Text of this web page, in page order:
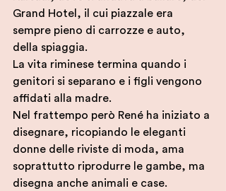
Grand Hotel, il cui piazzale era
sempre pieno di carrozze e auto,
della spiaggia.
La vita riminese termina quando i
genitori si separano e i figli vengono
affidati alla madre.
Nel frattempo però René ha iniziato a
disegnare, ricopiando le eleganti
donne delle riviste di moda, ama
soprattutto riprodurre le gambe, ma
disegna anche animali e case.